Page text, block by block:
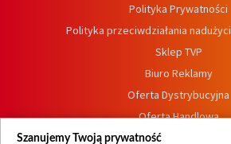
Polityka Prywatności
Polityka przeciwdziałania
Sklep TVP
Biuro Reklamy
Oferta Dystrybucyjna
Oferta Handlowa
Dostępność
Szanujemy Twoją prywatność